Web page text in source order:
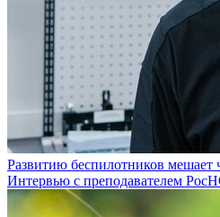
Развитию беспилотников мешает
Интервью с преподавателем